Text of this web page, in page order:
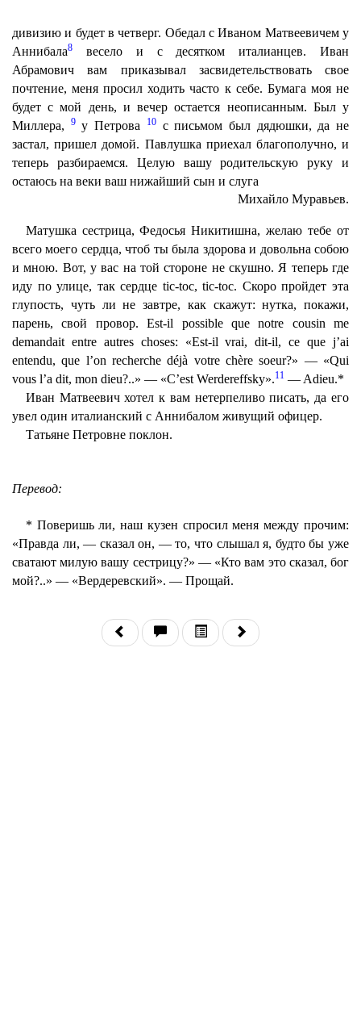
дивизию и будет в четверг. Обедал с Иваном Матвеевичем у
Аннибала8
весело и с десятком италианцев. Иван
Абрамович вам приказывал засвидетельствовать свое
почтение, меня просил ходить часто к себе. Бумага моя не
будет с мой день, и вечер остается неописанным. Был у
Миллера,
9у Петрова 10с письмом был дядюшки, да не
застал, пришел домой. Павлушка приехал благополучно, и
теперь разбираемся. Целую вашу родительскую руку и
остаюсь на веки ваш нижайший сын и слуга
Михайло Муравьев.
Матушка сестрица, Федосья Никитишна, желаю тебе от
всего моего сердца, чтоб ты была здорова и довольна собою
и мною. Вот, у вас на той стороне не скушно. Я теперь где
иду по улице, так сердце tic-toc, tic-toc. Скоро пройдет эта
глупость, чуть ли не завтре, как скажут: нутка, покажи,
парень, свой провор. Est-il possible que notre cousin me
demandait entre autres choses: «Est-il vrai, dit-il, ce que j’ai
entendu, que l’on recherche déjà votre chère soeur?» — «Qui
vous l’a dit, mon dieu?..» — «C’est Werdereffsky».11 — Adieu.*
Иван Матвеевич хотел к вам нетерпеливо писать, да его
увел один италианский с Аннибалом живущий офицер.
Татьяне Петровне поклон.
Перевод:
* Поверишь ли, наш кузен спросил меня между прочим:
«Правда ли, — сказал он, — то, что слышал я, будто бы уже
сватают милую вашу сестрицу?» — «Кто вам это сказал, бог
мой?..» — «Вердеревский». — Прощай.